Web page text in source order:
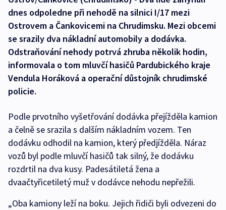
dnes odpoledne při nehodě na silnici I/17 mezi
Ostrovem a Čankovicemi na Chrudimsku. Mezi obcemi
se srazily dva nákladní automobily a dodávka.
Odstraňování nehody potrvá zhruba několik hodin,
informovala o tom mluvčí hasičů Pardubického kraje
Vendula Horáková a operační důstojník chrudimské
policie.
Podle prvotního vyšetřování dodávka přejížděla kamion
a čelně se srazila s dalším nákladním vozem. Ten
dodávku odhodil na kamion, který předjížděla. Náraz
vozů byl podle mluvčí hasičů tak silný, že dodávku
rozdrtil na dva kusy. Padesátiletá žena a
dvaačtyřicetiletý muž v dodávce nehodu nepřežili.
„Oba kamiony leží na boku. Jejich řidiči byli odvezeni do